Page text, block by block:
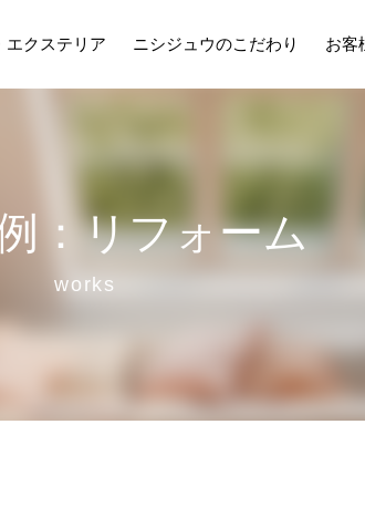
エクステリア ニシジュウのこだわり お客
：リフォーム
works